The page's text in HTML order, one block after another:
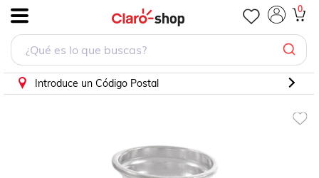
0
Introduce un Código Postal
906 Candelero Bajo 170Grs